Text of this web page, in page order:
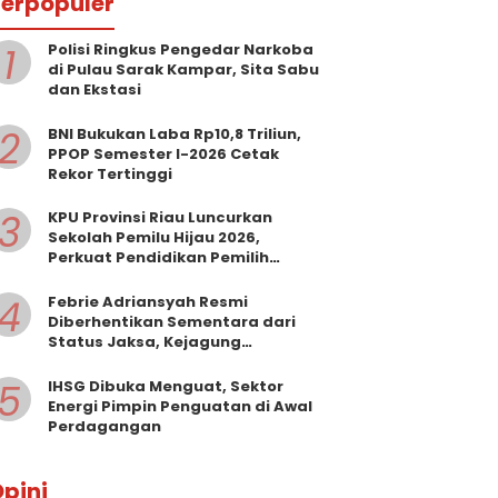
1
Polisi Ringkus Pengedar Narkoba
di Pulau Sarak Kampar, Sita Sabu
dan Ekstasi
BNI Bukukan Laba Rp10,8 Triliun,
PPOP Semester I-2026 Cetak
Rekor Tertinggi
3
KPU Provinsi Riau Luncurkan
Sekolah Pemilu Hijau 2026,
Perkuat Pendidikan Pemilih
Febrie Adriansyah Resmi
Diberhentikan Sementara dari
Status Jaksa, Kejagung
5
IHSG Dibuka Menguat, Sektor
Energi Pimpin Penguatan di Awal
Perdagangan